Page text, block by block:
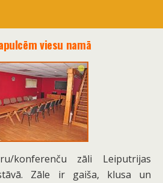
viesu namā
konferenču zāli Leiputrijas
Zāle ir gaiša, klusa un